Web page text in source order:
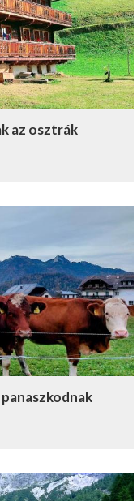
az osztrák